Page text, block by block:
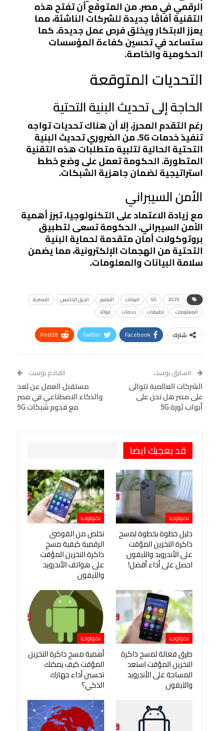
الرقمي في مصر. من المتوقع أن تفتح هذه
التقنية آفاقًا جديدة للشركات الناشئة، مما
يعزز الابتكار ويخلق فرص عمل جديدة. كما
ستساعد في تحسين كفاءة المؤسسات
الحكومية والخاصة.
التحديات المتوقعة
الحاجة إلى تحديث البنية التحتية
رغم التقدم المحرز، إلا أن هناك تحديات تواجه
تنفيذ خدمات 5G. من الضروري تحديث البنية
التحتية الحالية لتلبية متطلبات هذه التقنية
المتطورة. الحكومة تعمل على وضع خطط
استراتيجية لضمان جاهزية الشبكات.
الأمن السيبراني
مع زيادة الاعتماد على التكنولوجيا، تبرز أهمية
الأمن السيبراني. الحكومة تسعى لتطبيق
بروتوكولات أمان متقدمة لحماية البنية
التحتية من الهجمات الإلكترونية، مما يضمن
سلامة البيانات والمعلومات.
2025
5G البيانات التعليم الجيل الخامس
المصرية
المعلومات
تطبيقات خدمات فوائد
شارك Facebook
Twitter
ReddIt
Tumblr
البريد الإلكتروني
VK
Digg
LINE
BlackBerry
Viber
السابق بوست
الشركات العالمية تتوالى
على مصر هل نحن على
أبواب ثورة 5G
القادم بوست
مستقبل العمل عن بُعد
والذكاء الاصطناعي في مصر
مع قدوم شبكات 5G
قد يعجبك ايضا
تكنولوجيا
دليل خطوة بخطوة لمسح
ذاكرة التخزين المؤقت
على الأندرويد والآيفون
احصل على أداء أفضل!
تكنولوجيا
تخلص من الفوضى
الرقمية كيفية مسح
ذاكرة التخزين المؤقت
على هواتف الأندرويد
والآيفون
تكنولوجيا
طرق فعالة لمسح ذاكرة
التخزين المؤقت استعد
المساحة على الأندرويد
والآيفون
تكنولوجيا
أهمية مسح ذاكرة التخزين
المؤقت كيف يمكنك
تحسين أداء جهازك
الذكي؟